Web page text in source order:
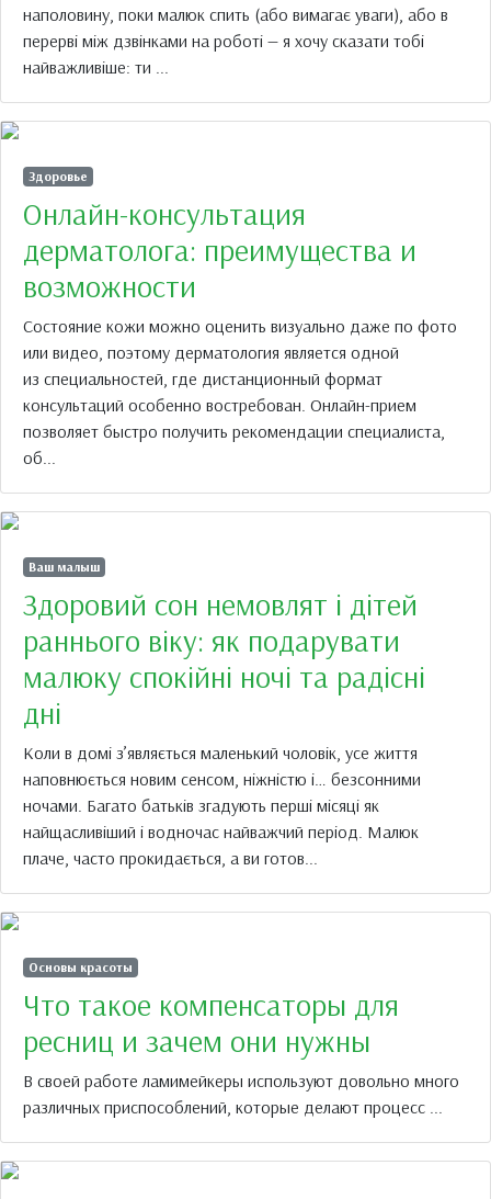
наполовину, поки малюк спить (або вимагає уваги), або в
перерві між дзвінками на роботі — я хочу сказати тобі
найважливіше: ти ...
Здоровье
Онлайн-консультация
дерматолога: преимущества и
возможности
Состояние кожи можно оценить визуально даже по фото
или видео, поэтому дерматология является одной
из специальностей, где дистанционный формат
консультаций особенно востребован. Онлайн-прием
позволяет быстро получить рекомендации специалиста,
об...
Ваш малыш
Здоровий сон немовлят і дітей
раннього віку: як подарувати
малюку спокійні ночі та радісні
дні
Коли в домі з’являється маленький чоловік, усе життя
наповнюється новим сенсом, ніжністю і… безсонними
ночами. Багато батьків згадують перші місяці як
найщасливіший і водночас найважчий період. Малюк
плаче, часто прокидається, а ви готов...
Основы красоты
Что такое компенсаторы для
ресниц и зачем они нужны
В своей работе ламимейкеры используют довольно много
различных приспособлений, которые делают процесс ...